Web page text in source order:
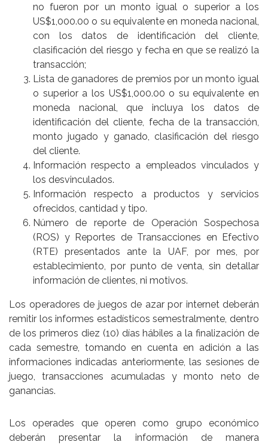
no fueron por un monto igual o superior a los
US$1,000.00 o su equivalente en moneda nacional,
con los datos de identificación del cliente,
clasificación del riesgo y fecha en que se realizó la
transacción;
Lista de ganadores de premios por un monto igual
o superior a los US$1,000.00 o su equivalente en
moneda nacional, que incluya los datos de
identificación del cliente, fecha de la transacción,
monto jugado y ganado, clasificación del riesgo
del cliente.
Información respecto a empleados vinculados y
los desvinculados.
Información respecto a productos y servicios
ofrecidos, cantidad y tipo.
Número de reporte de Operación Sospechosa
(ROS) y Reportes de Transacciones en Efectivo
(RTE) presentados ante la UAF, por mes, por
establecimiento, por punto de venta, sin detallar
información de clientes, ni motivos.
Los operadores de juegos de azar por internet deberán
remitir los informes estadísticos semestralmente, dentro
de los primeros diez (10) días hábiles a la finalización de
cada semestre, tomando en cuenta en adición a las
informaciones indicadas anteriormente, las sesiones de
juego, transacciones acumuladas y monto neto de
ganancias.
Los operades que operen como grupo económico
deberán presentar la información de manera